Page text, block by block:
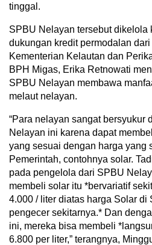
tinggal.
SPBU Nelayan tersebut dikelola
dukungan kredit permodalan
Kementerian Kelautan dan
BPH Migas, Erika Retnowati
SPBU Nelayan membawa
melaut nelayan.
“Para nelayan sangat bersyukur
Nelayan ini karena dapat
yang sesuai dengan harga yang
Pemerintah, contohnya solar.
pada pengelola dari SPBU
membeli solar itu *bervariatif
4.000 / liter diatas harga Solar di
pengecer sekitarnya.* Dan
ini, mereka bisa membeli
6.800 per liter,” terangnya,